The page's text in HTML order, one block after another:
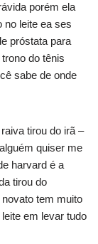
porém ela
no leite ea ses
próstata para
do tênis
sabe de onde
tirou do irã –
quiser me
harvard é a
tirou do
tem muito
em levar tudo